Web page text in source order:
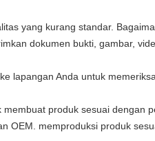
yang kurang standar.
dokumen bukti, gambar,
lapangan Anda untuk
produk sesuai dengan
OEM. memproduksi produk